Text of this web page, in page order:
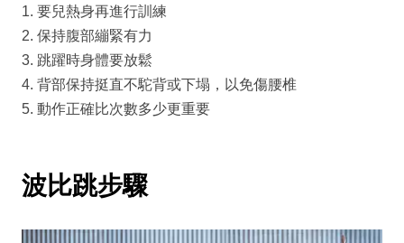
1. 要兒熱身再進行訓練
2. 保持腹部繃緊有力
3. 跳躍時身體要放鬆
4. 背部保持挺直不駝背或下塌，以免傷腰椎
5. 動作正確比次數多少更重要
波比跳步驟